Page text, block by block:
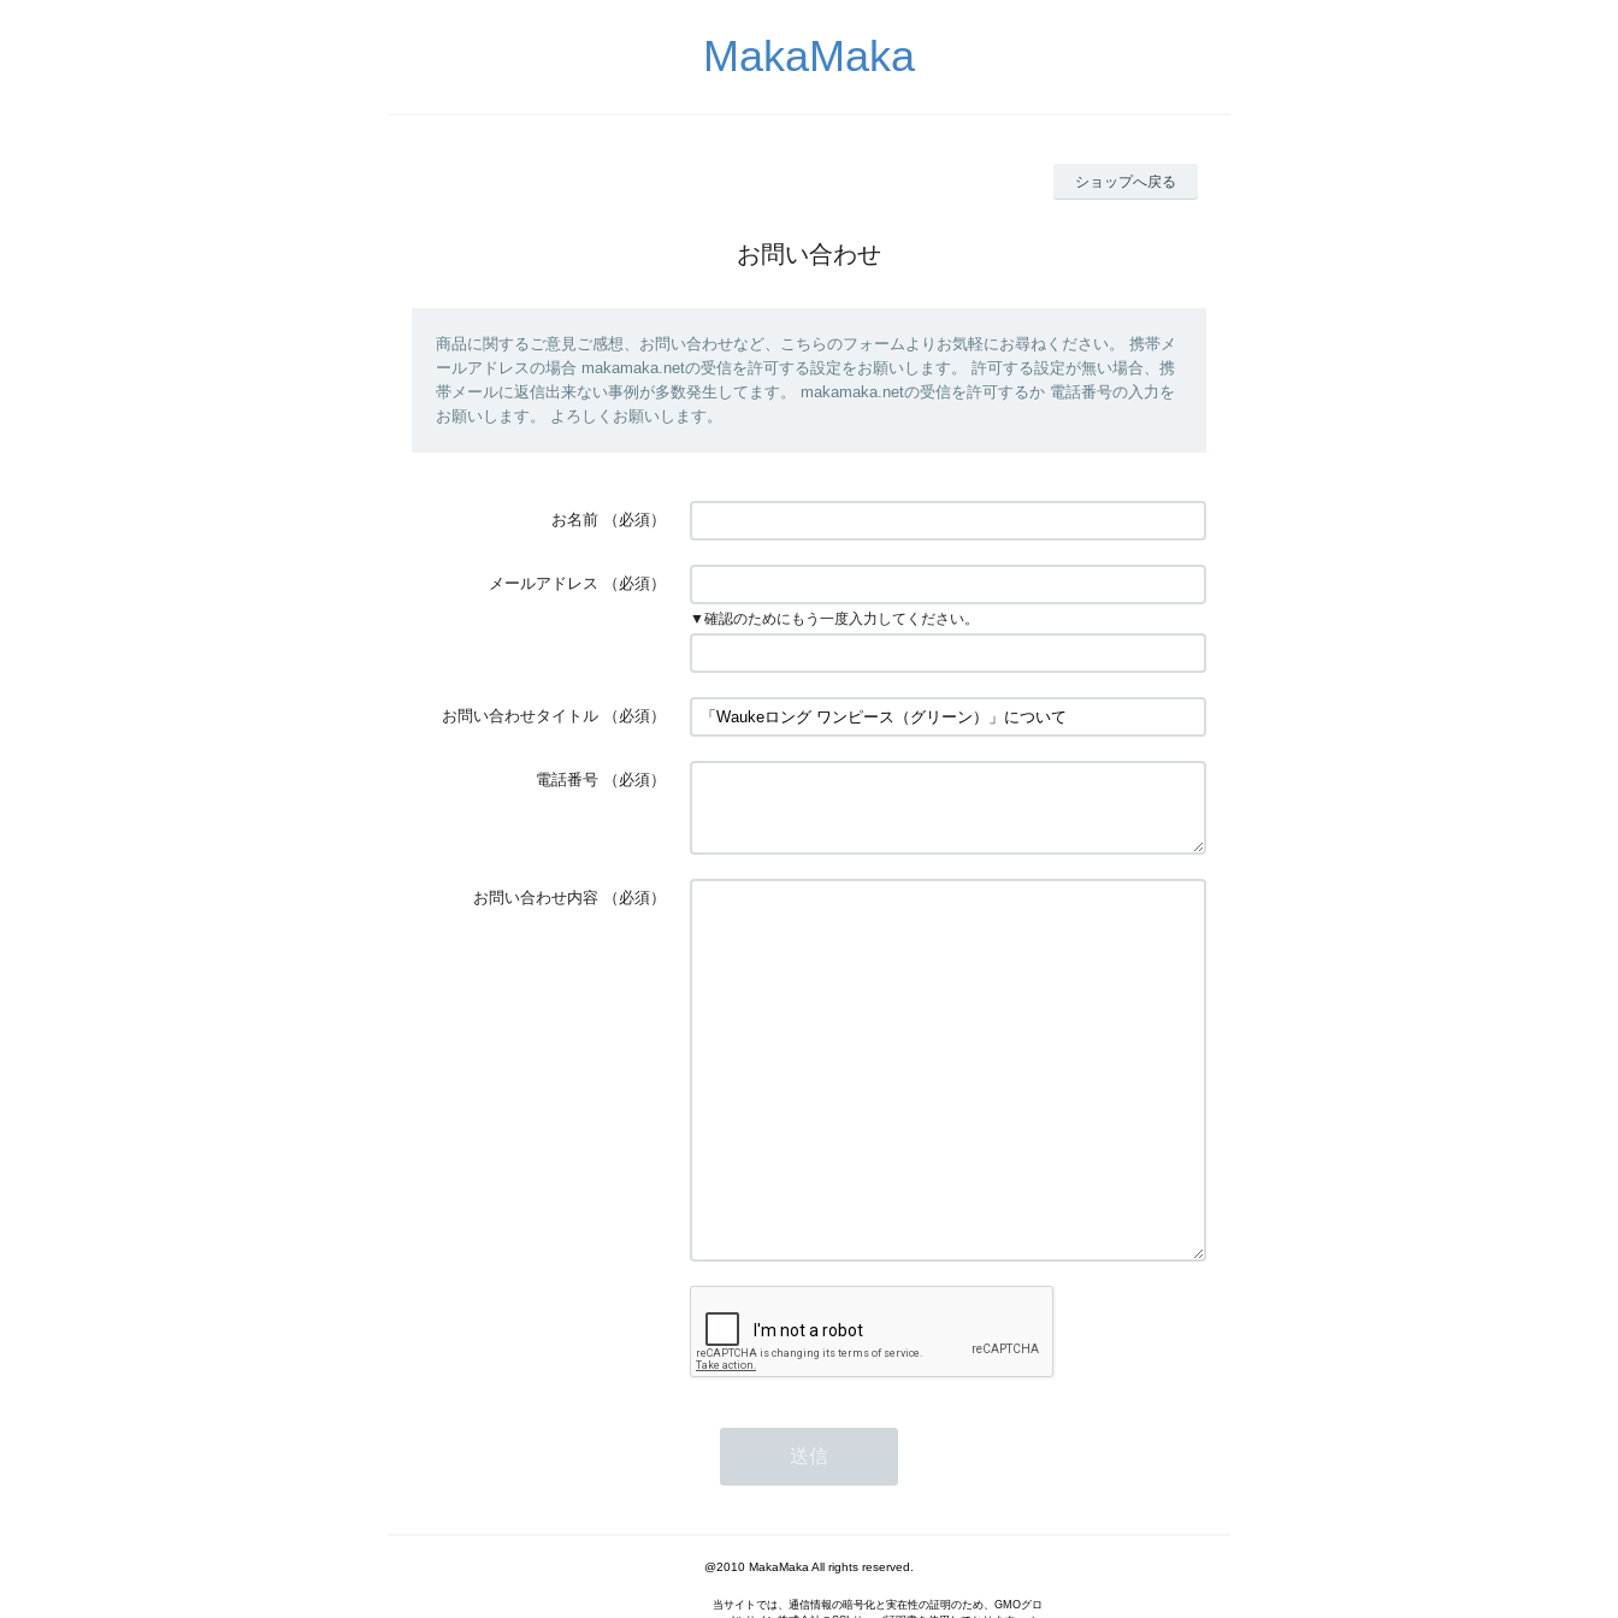
MakaMaka
ショップへ戻る
お問い合わせ
商品に関するご意見ご感想、お問い合わせなど、こちらのフォームよりお気軽にお尋ねください。 携帯メ
ールアドレスの場合 makamaka.netの受信を許可する設定をお願いします。 許可する設定が無い場合、携
帯メールに返信出来ない事例が多数発生してます。 makamaka.netの受信を許可するか 電話番号の入力を
お願いします。 よろしくお願いします。
お名前 （必須）
メールアドレス （必須）
▼確認のためにもう一度入力してください。
お問い合わせタイトル （必須）
電話番号 （必須）
お問い合わせ内容 （必須）
@2010 MakaMaka All rights reserved.
当サイトでは、通信情報の暗号化と実在性の証明のため、GMOグロ